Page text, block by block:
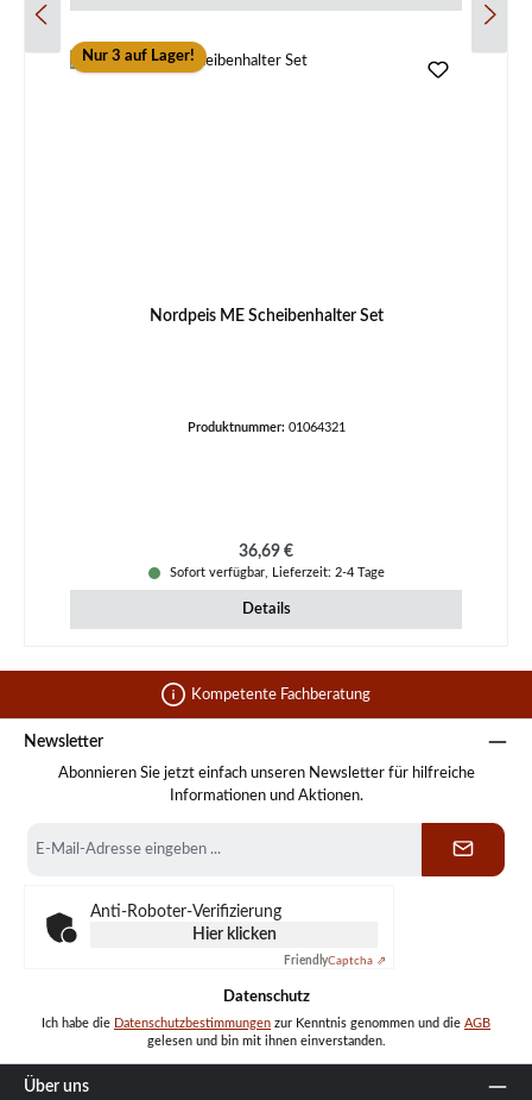
Nur 3 auf Lager!
Nordpeis ME Scheibenhalter Set
Produktnummer: 01064321
Regulärer Preis:
36,69 €
Sofort verfügbar, Lieferzeit: 2-4 Tage
Details
Kompetente Fachberatung
Newsletter
Abonnieren Sie jetzt einfach unseren Newsletter für hilfreiche
Informationen und Aktionen.
Mail-
Anti-Roboter-Verifizierung
Hier klicken
FriendlyCaptcha ⇗
Datenschutz
Ich habe die Datenschutzbestimmungen zur Kenntnis genommen und die AGB
gelesen und bin mit ihnen einverstanden.
Über uns